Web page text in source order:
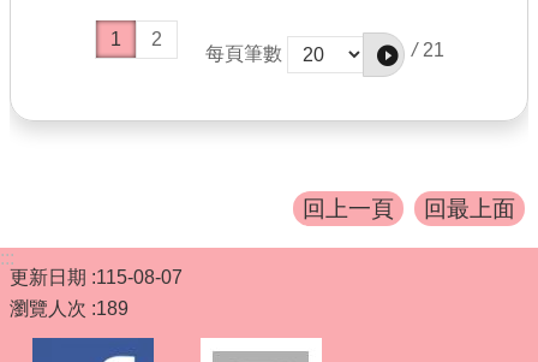
1 2
每頁筆數 / 21
回上一頁 回最上面
:::
更新日期
115-08-07
瀏覽人次 189